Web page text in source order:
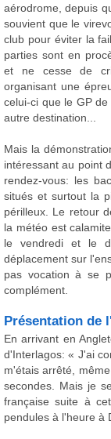
aérodrome, depuis
souvient que le
club pour éviter la
parties sont en
et ne cesse de
organisant une
celui-ci que le GP
autre destination...
Mais la
intéressant au point
rendez-vous: les
situés et surtout la
périlleux. Le retour
la météo est
le vendredi et le
déplacement sur
pas vocation à se
complément.
Présentation de
En arrivant en
d'Interlagos: « J'ai
m'étais arrêté,
secondes. Mais je
française suite à
pendules à l'heure à